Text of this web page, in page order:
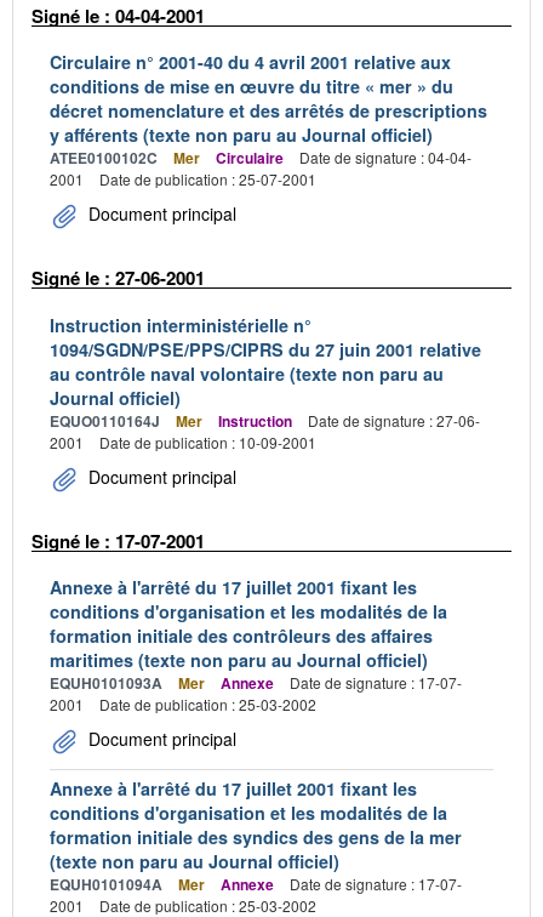
Signé le : 04-04-2001
Circulaire n° 2001-40 du 4 avril 2001 relative aux
conditions de mise en œuvre du titre « mer » du
décret nomenclature et des arrêtés de prescriptions
y afférents (texte non paru au Journal officiel)
ATEE0100102C Mer Circulaire
Date de signature : 04-04-
2001
Date de publication : 25-07-2001
Document principal
Signé le : 27-06-2001
Instruction interministérielle n°
1094/SGDN/PSE/PPS/CIPRS du 27 juin 2001 relative
au contrôle naval volontaire (texte non paru au
Journal officiel)
EQUO0110164J Mer Instruction
Date de signature : 27-06-
2001
Date de publication : 10-09-2001
Document principal
Signé le : 17-07-2001
Annexe à l'arrêté du 17 juillet 2001 fixant les
conditions d'organisation et les modalités de la
formation initiale des contrôleurs des affaires
maritimes (texte non paru au Journal officiel)
EQUH0101093A Mer Annexe
Date de signature : 17-07-
2001
Date de publication : 25-03-2002
Document principal
Annexe à l'arrêté du 17 juillet 2001 fixant les
conditions d'organisation et les modalités de la
formation initiale des syndics des gens de la mer
(texte non paru au Journal officiel)
EQUH0101094A Mer Annexe
Date de signature : 17-07-
2001
Date de publication : 25-03-2002